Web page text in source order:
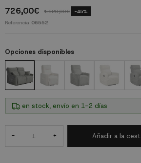
726,00€ 1.320,00€ -45%
Referencia 06552
Opciones disponibles
en stock, envío en 1-2 días
- + Añadir a la